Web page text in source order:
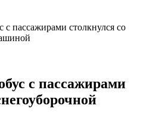
с пассажирами столкнулся со
с пассажирами